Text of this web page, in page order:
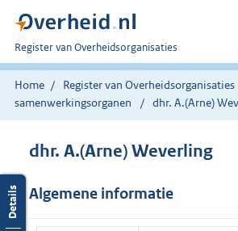
U
bent
nu
hier:
Register van Overheidsorganisaties
Home Register van Overheidsorganisaties
samenwerkingsorganen
dhr. A.(Arne)
dhr. A.(Arne) Weverling
Algemene informatie